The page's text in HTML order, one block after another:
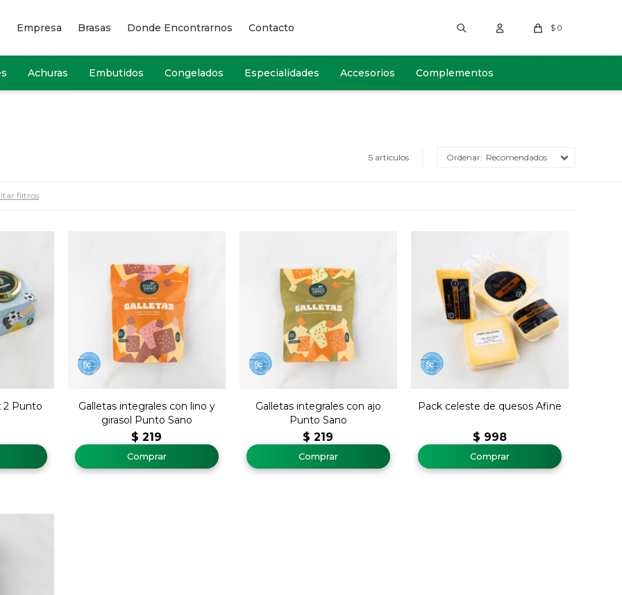
Achuras Embutidos Congelados Especialidades Accesorios Complementos
$ 0
Empresa Brasas Donde Encontrarnos Contacto
5 artículos Recomendados
filtros
2 Punto
Galletas integrales con lino y
girasol Punto Sano
$ 219
Galletas integrales con ajo
Punto Sano
$ 219
Pack celeste de quesos Afine
$ 998